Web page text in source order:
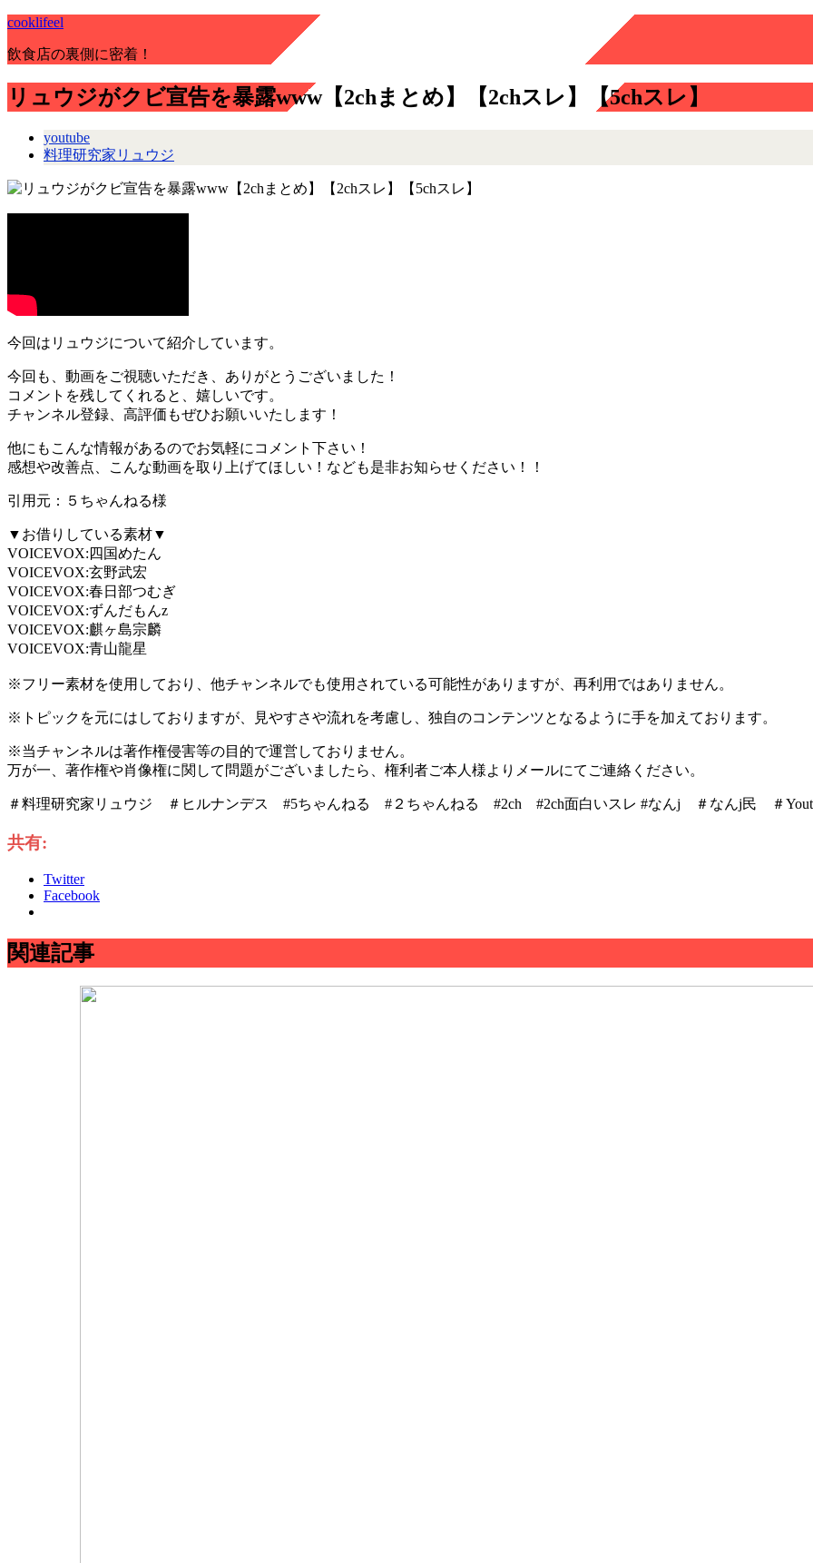
cooklifeel
飲食店の裏側に密着！
リュウジがクビ宣告を暴露www【2chまとめ】【2chスレ】【5chスレ】
youtube
料理研究家リュウジ
今回はリュウジについて紹介しています。
今回も、動画をご視聴いただき、ありがとうございました！
コメントを残してくれると、嬉しいです。
チャンネル登録、高評価もぜひお願いいたします！
他にもこんな情報があるのでお気軽にコメント下さい！
感想や改善点、こんな動画を取り上げてほしい！なども是非お知らせください！！
引用元：５ちゃんねる様
▼お借りしている素材▼
VOICEVOX:四国めたん
VOICEVOX:玄野武宏
VOICEVOX:春日部つむぎ
VOICEVOX:ずんだもんz
VOICEVOX:麒ヶ島宗麟
VOICEVOX:青山龍星
※フリー素材を使用しており、他チャンネルでも使用されている可能性がありますが、再利用ではありません。
※トピックを元にはしておりますが、見やすさや流れを考慮し、独自のコンテンツとなるように手を加えております。
※当チャンネルは著作権侵害等の目的で運営しておりません。
万が一、著作権や肖像権に関して問題がございましたら、権利者ご本人様よりメールにてご連絡ください。
＃料理研究家リュウジ ＃ヒルナンデス #5ちゃんねる #２ちゃんねる #2ch #2ch面白いスレ #なんj ＃なんj民 ＃
共有:
Twitter
Facebook
関連記事